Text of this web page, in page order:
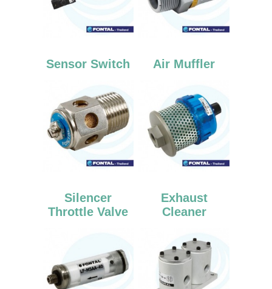
Sensor Switch Air Muffler
Silencer
Throttle Valve
Exhaust
Cleaner